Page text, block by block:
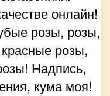
онлайн!
розы, розы,
розы,
Надпись,
кума моя!